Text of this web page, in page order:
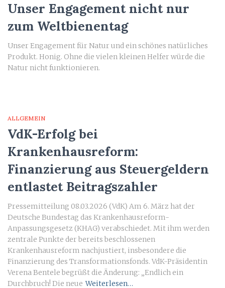
Unser Engagement nicht nur
zum Weltbienentag
Unser Engagement für Natur und ein schönes natürliches
Produkt. Honig. Ohne die vielen kleinen Helfer würde die
Natur nicht funktionieren.
ALLGEMEIN
VdK-Erfolg bei
Krankenhausreform:
Finanzierung aus Steuergeldern
entlastet Beitragszahler
Pressemitteilung 08.03.2026 (VdK) Am 6. März hat der
Deutsche Bundestag das Krankenhausreform-
Anpassungsgesetz (KHAG) verabschiedet. Mit ihm werden
zentrale Punkte der bereits beschlossenen
Krankenhausreform nachjustiert, insbesondere die
Finanzierung des Transformationsfonds. VdK-Präsidentin
Verena Bentele begrüßt die Änderung: „Endlich ein
Durchbruch! Die neue Weiterlesen…